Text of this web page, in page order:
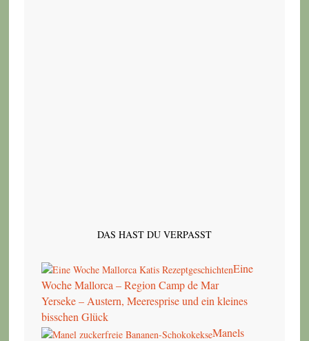
DAS HAST DU VERPASST
Eine
Woche Mallorca – Region Camp de Mar
Yerseke – Austern, Meeresprise und ein kleines
bisschen Glück
Manels